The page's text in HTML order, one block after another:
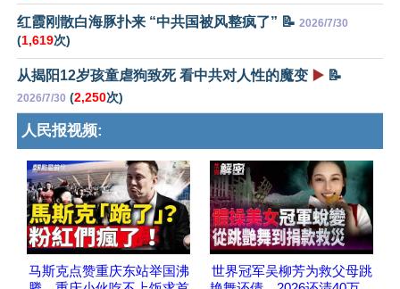
红霞刚散白海豚扑来 “中共国被风整疯了” 📝 2026/7/30
(1,619次)
从揭阳12岁孩童虐狗致死 看中共对人性的魔变 ▶️ 📝
2026/7/30 (2,250次)
人民报视频:
马斯克点赞重庆东站举国沸
世界冠军吴柳芳为救父母跳